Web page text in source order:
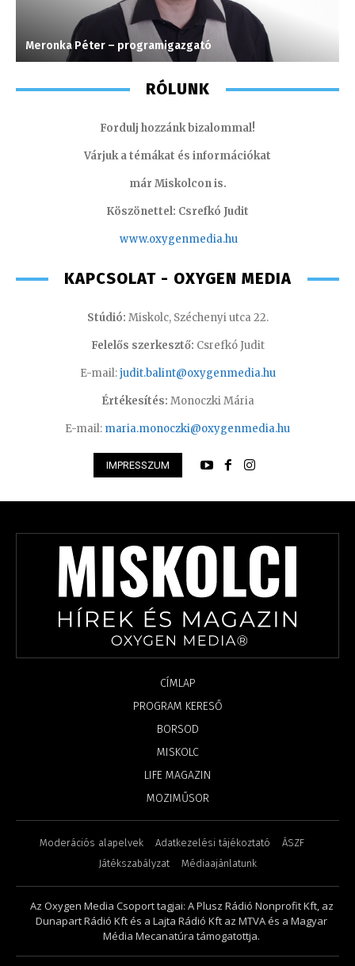
Meronka Péter – programigazgató
RÓLUNK
Fordulj hozzánk bizalommal!
Várjuk a témákat és információkat
már Miskolcon is.
Köszönettel: Csrefkó Judit
www.oxygenmedia.hu
KAPCSOLAT - OXYGEN MEDIA
Stúdió: Miskolc, Széchenyi utca 22.
Felelős szerkesztő: Csrefkó Judit
E-mail:judit.balint@oxygenmedia.hu
Értékesítés: Monoczki Mária
E-mail: maria.monoczki@oxygenmedia.hu
IMPRESSZUM
CÍMLAP
PROGRAM KERESŐ
BORSOD
MISKOLC
LIFE MAGAZIN
MOZIMŰSOR
Moderációs alapelvek Adatkezelési tájékoztató
ÁSZF
Játékszabályzat
Médiaajánlatunk
Az Oxygen Media Csoport tagjai: A Plusz Rádió Nonprofit Kft, az
Dunapart Rádió Kft és a Lajta Rádió Kft az MTVA és a Magyar
Média Mecanatúra támogatottja.